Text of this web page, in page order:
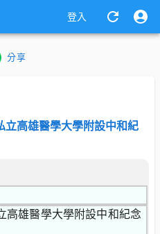
登入
分享
立高雄醫學大學附設中和紀
高雄醫學大學附設中和紀念